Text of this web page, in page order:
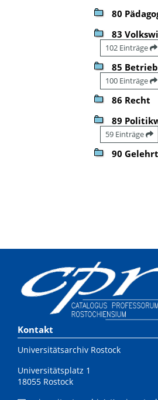
80
83
102 Einträge
85
100 Einträge
86 Recht
89
59 Einträge
90
Kontakt
Universitätsarchiv Rostock
Universitätsplatz 1
18055 Rostock